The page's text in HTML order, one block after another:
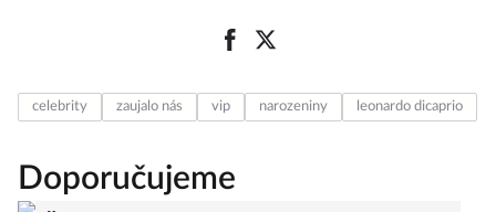
celebrity zaujalo nás vip narozeniny leonardo dicaprio
Doporučujeme